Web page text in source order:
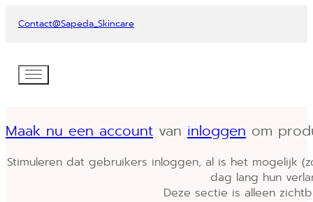
Contact@Sapeda_Skincare
Maak nu een account van inloggen om
Stimuleren dat gebruikers inloggen, al is het mogelijk
dag lang hun
Deze sectie is alleen